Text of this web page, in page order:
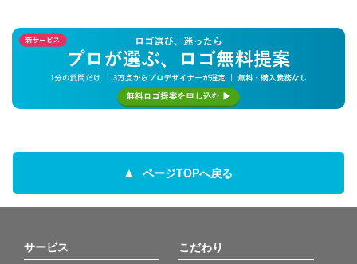
ページTOPへ戻る
サービス こだわり